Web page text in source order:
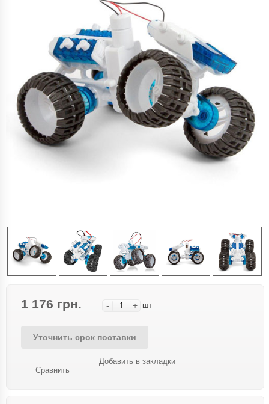
1 176 грн. - + шт
Уточнить срок поставки
Сравнить
Добавить в закладки